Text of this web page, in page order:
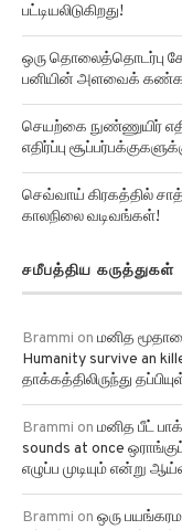
ஒரு தொலைத்தொடர்பு
பனியின் அளவைக்
செயற்கை நுண்ணுயிர்
எதிர்ப்பு
செவ்வாய் கிரகத்தில்
காலநிலை வடிவங்கள்!
Humanity survive an
தாக்கத்திலிருந்து
Brammionமனித பீட்
sounds at once
எழுப்ப முடியும் என்று
Brammionஒரு
ஈக்கள் உறைபனியில்